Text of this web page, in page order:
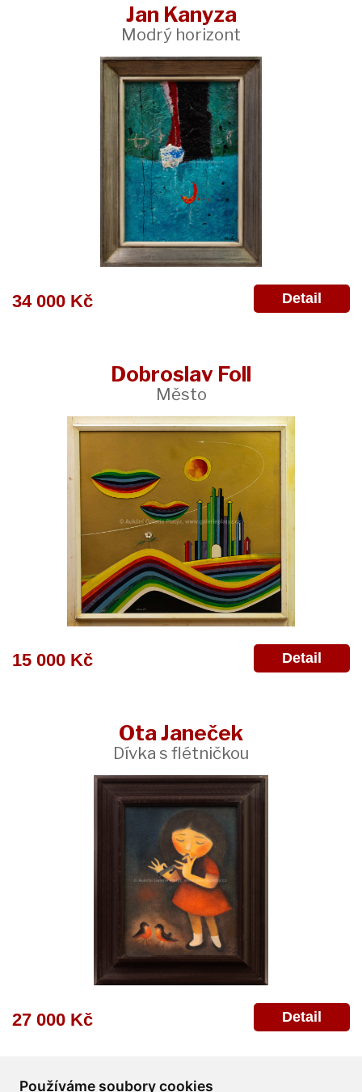
Používáme soubory cookies
Jan Kanyza
Modrý horizont
34 000 Kč Detail
Dobroslav Foll
Město
15 000 Kč Detail
Ota Janeček
Dívka s flétničkou
27 000 Kč Detail